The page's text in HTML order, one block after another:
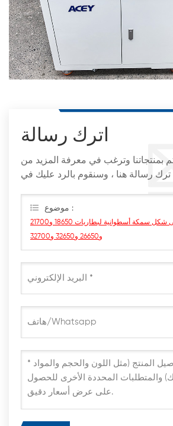
اترك رسالة
بمنتجاتنا وترغب في معرفة المزيد من
ترك رسالة هنا ، وسنقوم بالرد عليك في
موضوع :
آلة تغليف ورقية على شكل سمكة أسطوانية لبطاريات 18650 و21700
و26650 و32650 و32700